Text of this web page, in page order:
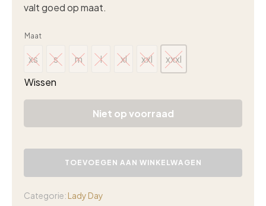
valt goed op maat.
Maat
xs
xs
s
s
m
m
l
l
xl
xl
xxl
xxl
xxxl
xxxl
Wissen
Niet op voorraad
Lady
sand
TOEVOEGEN AAN WINKELWAGEN
Categorie: Lady Day